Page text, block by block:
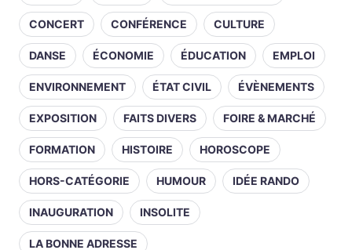
CONCERT CONFÉRENCE CULTURE
DANSE ÉCONOMIE ÉDUCATION EMPLOI
ENVIRONNEMENT ÉTAT CIVIL ÉVÈNEMENTS
EXPOSITION FAITS DIVERS FOIRE & MARCHÉ
FORMATION HISTOIRE HOROSCOPE
HORS-CATÉGORIE HUMOUR IDÉE RANDO
INAUGURATION INSOLITE
LA BONNE ADRESSE